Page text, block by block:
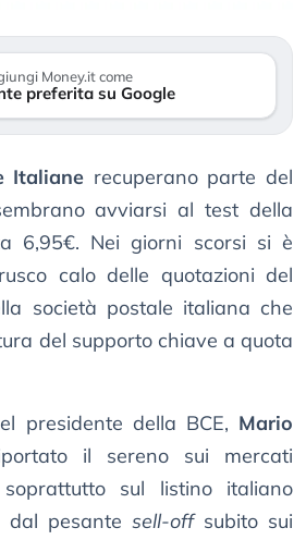
Money.it come
preferita su Google
Italiane recuperano parte del
avviarsi al test della
6,95€. Nei giorni scorsi si è
calo delle quotazioni del
società postale italiana che
del supporto chiave a quota
presidente della BCE, Mario
il sereno sui mercati
sul listino italiano
dal pesante sell-offsubito sui